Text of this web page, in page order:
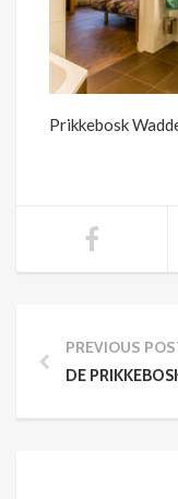
Prikkebosk
PREVIOUS
DE